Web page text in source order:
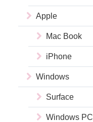
Apple
Mac Book
iPhone
Windows
Surface
Windows PC